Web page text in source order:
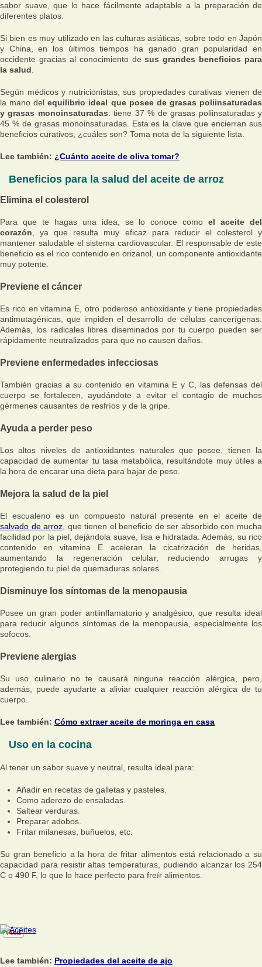
sabor suave, que lo hace fácilmente adaptable a la preparación de
diferentes platos.
Si bien es muy utilizado en las culturas asiáticas, sobre todo en Japón
y China, en los últimos tiempos ha ganado gran popularidad en
occidente gracias al conocimiento desus grandes beneficios para
la salud
Según médicos y nutricionistas, sus propiedades curativas vienen de
la mano delequilibrio ideal que posee de grasas poliinsaturadas
y grasas monoinsaturadas: tiene 37 % de grasas poliinsaturadas y
45 % de grasas monoinsaturadas. Esta es la clave que encierran sus
beneficios curativos, ¿cuáles son? Toma nota de la siguiente lista.
Lee también: ¿Cuánto aceite de oliva tomar?
Beneficios para la salud del aceite de arroz
Elimina el colesterol
Para que te hagas una idea, se lo conoce comoel aceite del
corazón, ya que resulta muy eficaz para reducir el colesterol y
mantener saludable el sistema cardiovascular. El responsable de este
beneficio es el rico contenido en orizanol, un componente antioxidante
muy potente.
Previene el cáncer
Es rico en vitamina E, otro poderoso antioxidante y tiene propiedades
antimutagénicas, que impiden el desarrollo de células cancerígenas.
Además, los radicales libres diseminados por tu cuerpo pueden ser
rápidamente neutralizados para que no causen daños.
Previene enfermedades infecciosas
También gracias a su contenido en vitamina E y C, las defensas del
cuerpo se fortalecen, ayudándote a evitar el contagio de muchos
gérmenes causantes de resfríos y de la gripe.
Ayuda a perder peso
Los altos niveles de antioxidantes naturales que posee, tienen la
capacidad de aumentar tu tasa metabólica, resultándote muy útiles a
la hora de encarar una dieta para bajar de peso.
Mejora la salud de la piel
El escualeno es un compuesto natural presente en el aceite de
salvado de arroz, que tienen el beneficio de ser absorbido con mucha
facilidad por la piel, dejándola suave, lisa e hidratada. Además, su rico
contenido en vitamina E aceleran la cicatrización de heridas,
aumentando la regeneración celular, reduciendo arrugas y
protegiendo tu piel de quemaduras solares.
Disminuye los síntomas de la menopausia
Posee un gran poder antiinflamatorio y analgésico, que resulta ideal
para reducir algunos síntomas de la menopausia, especialmente los
sofocos.
Previene alergias
Su uso culinario no te causará ninguna reacción alérgica, pero,
además, puede ayudarte a aliviar cualquier reacción alérgica de tu
cuerpo.
Lee también: Cómo extraer aceite de moringa en casa
Uso en la cocina
Al tener un sabor suave y neutral, resulta ideal para:
Añadir en recetas de galletas y pasteles.
Como aderezo de ensaladas.
Saltear verduras.
Preparar adobos.
Fritar milanesas, buñuelos, etc.
Su gran beneficio a la hora de fritar alimentos está relacionado a su
capacidad para resistir altas temperaturas, pudiendo alcanzar los 254
C o 490 F, lo que lo hace perfecto para freír alimentos.
Lee también: Propiedades del aceite de ajo